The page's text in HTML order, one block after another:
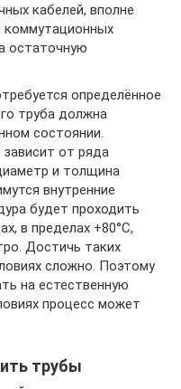
кабелей, вполне
остаточную
определённое
труба должна
состоянии.
от ряда
и толщина
внутренние
будет проходить
в пределах +80°C,
Достичь таких
сложно. Поэтому
на естественную
процесс может
трубы